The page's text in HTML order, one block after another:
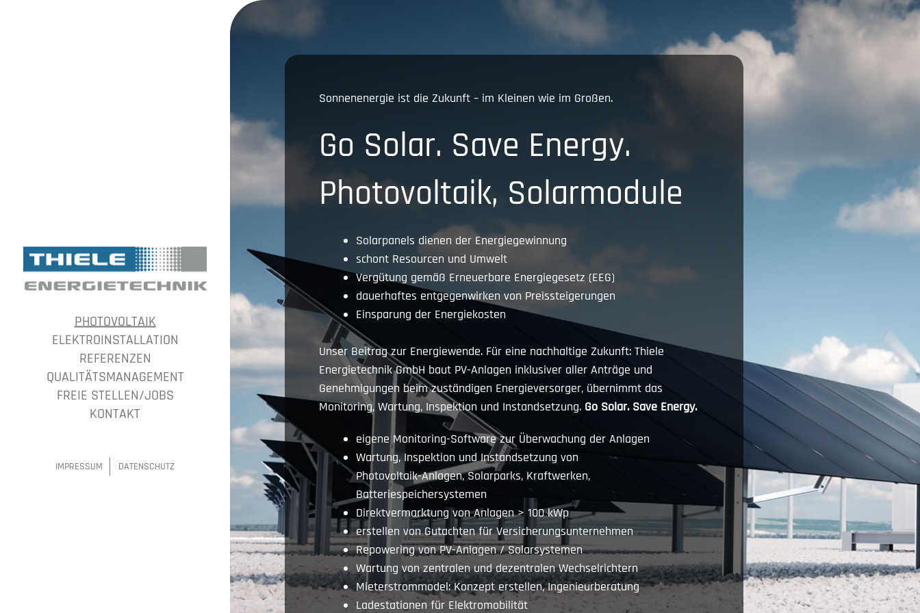
PHOTOVOLTAIK
ELEKTROINSTALLATION
REFERENZEN
QUALITÄTSMANAGEMENT
FREIE STELLEN/JOBS
KONTAKT
IMPRESSUM DATENSCHUTZ
Sonnenenergie ist die Zukunft – im Kleinen wie im Großen.
Go Solar. Save Energy.
Photovoltaik, Solarmodule
Solarpanels dienen der Energiegewinnung
schont Resourcen und Umwelt
Vergütung gemäß Erneuerbare Energiegesetz (EEG)
dauerhaftes entgegenwirken von Preissteigerungen
Einsparung der Energiekosten
Unser Beitrag zur Energiewende. Für eine nachhaltige Zukunft: Thiele
Energietechnik GmbH baut PV-Anlagen inklusiver aller Anträge und
Genehmigungen beim zuständigen Energieversorger, übernimmt das
Monitoring, Wartung, Inspektion und Instandsetzung. Go Solar. Save Energy.
eigene Monitoring-Software zur Überwachung der Anlagen
Wartung, Inspektion und Instandsetzung von
Photovoltaik-Anlagen, Solarparks, Kraftwerken,
Batteriespeichersystemen
Direktvermarktung von Anlagen > 100 kWp
erstellen von Gutachten für Versicherungsunternehmen
Repowering von PV-Anlagen / Solarsystemen
Wartung von zentralen und dezentralen Wechselrichtern
Mieterstrommodel: Konzept erstellen, Ingenieurberatung
Ladestationen für Elektromobilität